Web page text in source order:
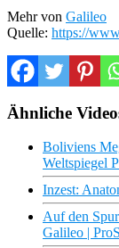
Mehr von Galileo
Quelle: https://
Ähnliche
Boliviens
Weltspiegel
Inzest:
Auf den
Galileo |